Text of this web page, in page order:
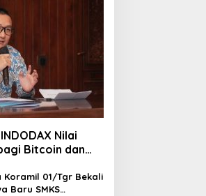
Nilai
Bitcoin dan
Koramil 01/Tgr Bekali
Baru SMKS